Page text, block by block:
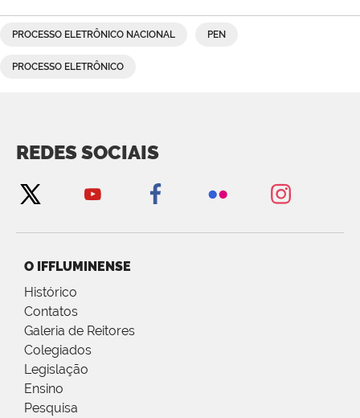
PROCESSO ELETRÔNICO NACIONAL PEN
PROCESSO ELETRÔNICO
REDES SOCIAIS
O IFFLUMINENSE
Histórico
Contatos
Galeria de Reitores
Colegiados
Legislação
Ensino
Pesquisa